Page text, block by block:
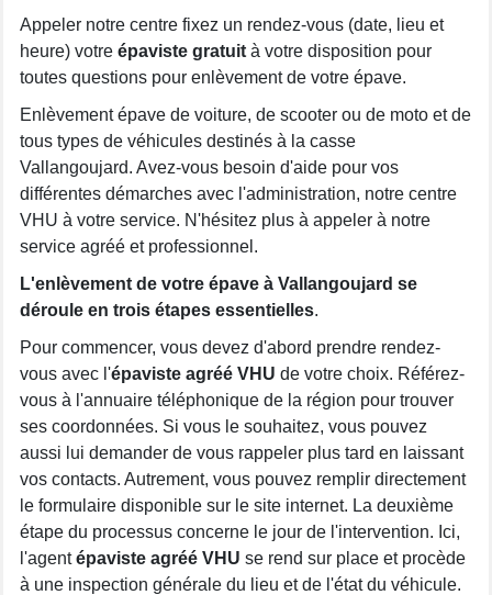
Appeler notre centre fixez un rendez-vous (date, lieu et
heure) votre épaviste gratuit à votre disposition pour
toutes questions pour enlèvement de votre épave.
Enlèvement épave de voiture, de scooter ou de moto et de
tous types de véhicules destinés à la casse
Vallangoujard. Avez-vous besoin d'aide pour vos
différentes démarches avec l'administration, notre centre
VHU à votre service. N'hésitez plus à appeler à notre
service agréé et professionnel.
L'enlèvement de votre épave à Vallangoujard se
déroule en trois étapes essentielles.
Pour commencer, vous devez d'abord prendre rendez-
vous avec l'épaviste agréé VHU de votre choix. Référez-
vous à l'annuaire téléphonique de la région pour trouver
ses coordonnées. Si vous le souhaitez, vous pouvez
aussi lui demander de vous rappeler plus tard en laissant
vos contacts. Autrement, vous pouvez remplir directement
le formulaire disponible sur le site internet. La deuxième
étape du processus concerne le jour de l'intervention. Ici,
l'agentépaviste agréé VHU se rend sur place et procède
à une inspection générale du lieu et de l'état du véhicule.